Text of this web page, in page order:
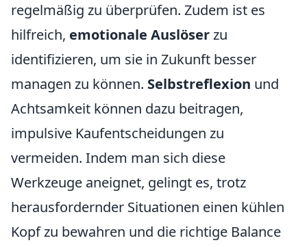
regelmäßig zu überprüfen. Zudem ist es
hilfreich, emotionale Auslöserzu
identifizieren, um sie in Zukunft besser
managen zu können. Selbstreflexion und
Achtsamkeit können dazu beitragen,
impulsive Kaufentscheidungen zu
vermeiden. Indem man sich diese
Werkzeuge aneignet, gelingt es, trotz
herausfordernder Situationen einen kühlen
Kopf zu bewahren und die richtige Balance